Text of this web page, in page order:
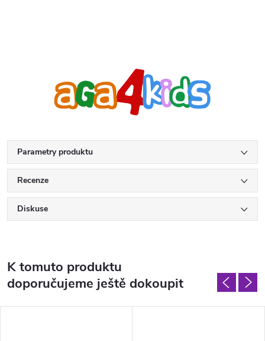
Parametry produktu
Recenze
Diskuse
K tomuto produktu
doporučujeme ještě dokoupit